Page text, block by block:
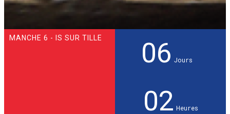
MANCHE 6 - IS SUR TILLE 06 Jours
02 Heures